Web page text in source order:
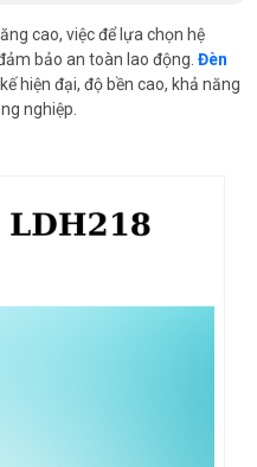
cao, việc để lựa chọn hệ
bảo an toàn lao động. Đèn
hiện đại, độ bền cao, khả năng
nghiệp.